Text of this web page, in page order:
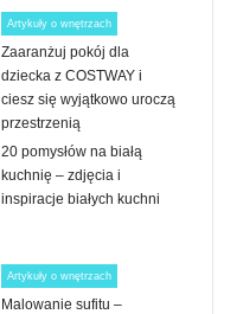
Artykuły o wnętrzach
Zaaranżuj pokój dla
dziecka z COSTWAY i
ciesz się wyjątkowo uroczą
przestrzenią
20 pomysłów na białą
kuchnię – zdjęcia i
inspiracje białych kuchni
Artykuły o wnętrzach
Malowanie sufitu –